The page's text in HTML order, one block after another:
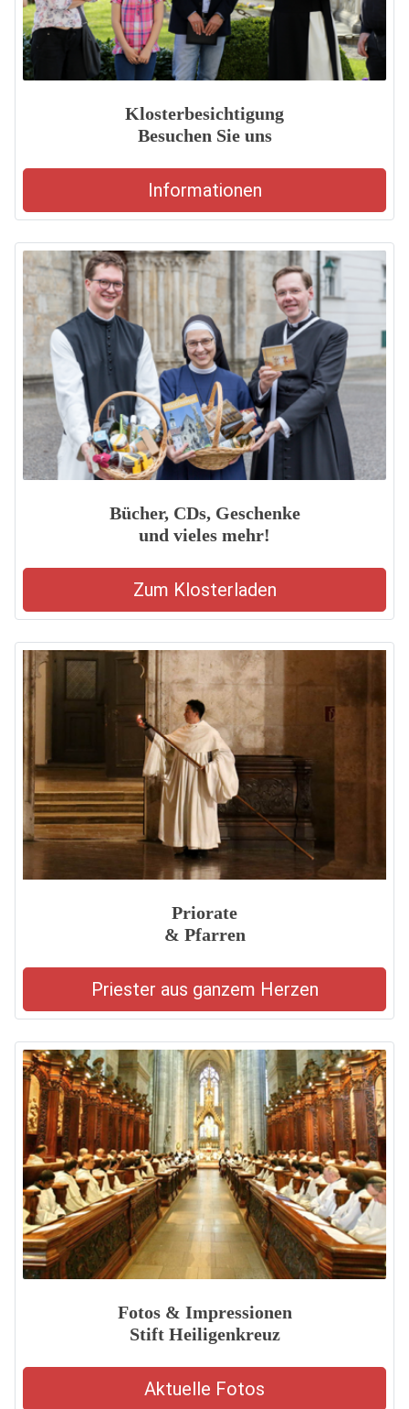
Klosterbesichtigung
Besuchen Sie uns
Informationen
Bücher, CDs, Geschenke
und vieles mehr!
Zum Klosterladen
Priorate
& Pfarren
Priester aus ganzem Herzen
Fotos & Impressionen
Stift Heiligenkreuz
Aktuelle Fotos